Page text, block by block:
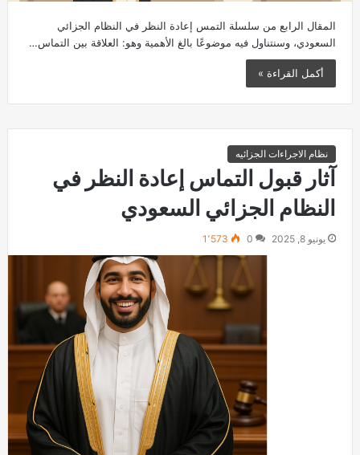
المقال الرابع من سلسلة التمس إعادة النظر في النظام الجزائي
السعودي، وسنتناول فيه موضوعًا بالغ الأهمية وهو: العلاقة بين التماس…
أكمل القراءة »
نظام الاجراءات الجزائيه
آثار قبول التماس إعادة النظر في
النظام الجزائي السعودي
يونيو 8, 2025 0 1٬573